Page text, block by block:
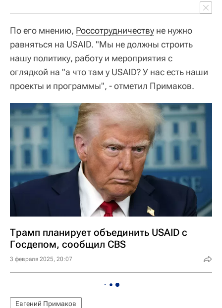
По его мнению, Россотрудничеству не нужно
равняться на USAID. "Мы не должны строить
нашу политику, работу и мероприятия с
оглядкой на "а что там у USAID? У нас есть наши
проекты и программы", - отметил Примаков.
Трамп планирует объединить USAID с
Госдепом, сообщил CBS
3 февраля 2025, 20:07
Евгений Примаков